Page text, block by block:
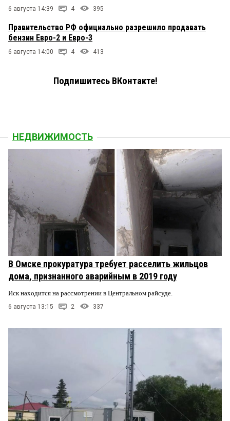
6 августа 14:39 4 395
Правительство РФ официально разрешило продавать
бензин Евро-2 и Евро-3
6 августа 14:00 4 413
Подпишитесь ВКонтакте!
НЕДВИЖИМОСТЬ
В Омске прокуратура требует расселить жильцов
дома, признанного аварийным в 2019 году
Иск находится на рассмотрении в Центральном райсуде.
6 августа 13:15 2 337